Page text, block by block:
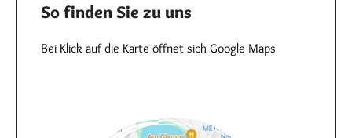
So finden Sie zu uns
Bei Klick auf die Karte öffnet sich Google Maps